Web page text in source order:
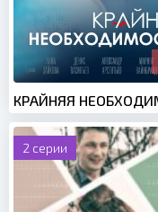
2 серии